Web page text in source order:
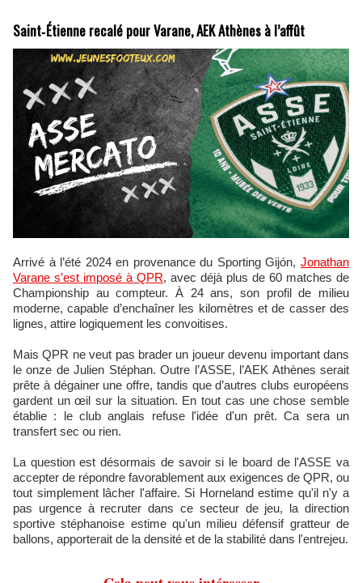
Saint‑Étienne recalé pour Varane, AEK Athènes à l’affût
Arrivé à l’été 2024 en provenance du Sporting Gijón, Jonathan
Varane s’est imposé à QPR, avec déjà plus de 60 matches de
Championship au compteur. À 24 ans, son profil de milieu
moderne, capable d’enchaîner les kilomètres et de casser des
lignes, attire logiquement les convoitises.
Mais QPR ne veut pas brader un joueur devenu important dans
le onze de Julien Stéphan. Outre l’ASSE, l’AEK Athènes serait
prête à dégainer une offre, tandis que d’autres clubs européens
gardent un œil sur la situation. En tout cas une chose semble
établie : le club anglais refuse l'idée d'un prêt. Ca sera un
transfert sec ou rien.
La question est désormais de savoir si le board de l'ASSE va
accepter de répondre favorablement aux exigences de QPR, ou
tout simplement lâcher l'affaire. Si Horneland estime qu'il n'y a
pas urgence à recruter dans ce secteur de jeu, la direction
sportive stéphanoise estime qu'un milieu défensif gratteur de
ballons, apporterait de la densité et de la stabilité dans l'entrejeu.